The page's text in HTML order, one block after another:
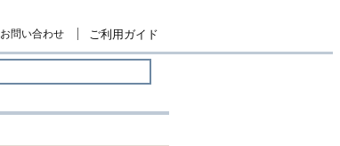
お問い合わせ ご利用ガイド